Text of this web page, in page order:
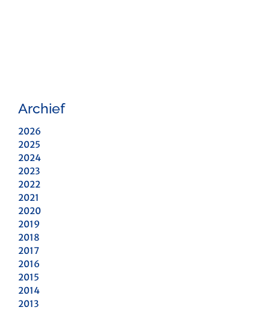
Archief
2026
2025
2024
2023
2022
2021
2020
2019
2018
2017
2016
2015
2014
2013